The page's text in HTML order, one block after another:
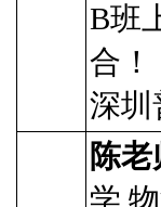
B班
合！
深圳
陈
学